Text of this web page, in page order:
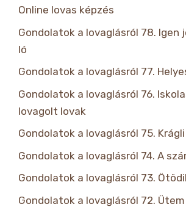
Online lovas képzés
Gondolatok a lovaglásról 78. Igen
ló
Gondolatok a lovaglásról 77.
Gondolatok a lovaglásról 76.
lovagolt lovak
Gondolatok a lovaglásról 75. Krágli
Gondolatok a lovaglásról 74. A
Gondolatok a lovaglásról 73.
Gondolatok a lovaglásról 72. Ütem